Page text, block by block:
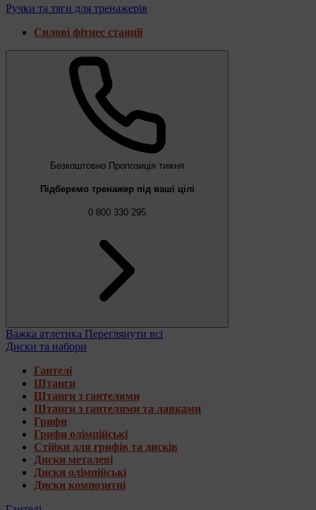
Ручки та тяги для тренажерів
Силові фітнес станції
Безкоштовно Пропозиція тижня
Підберемо тренажер під ваші цілі
0 800 330 295
Важка атлетика Переглянути всі
Диски та набори
Гантелі
Штанги
Штанги з гантелями
Штанги з гантелями та лавками
Грифи
Грифи олімпійські
Стійки для грифів та дисків
Диски металеві
Диски олімпійські
Диски композитні